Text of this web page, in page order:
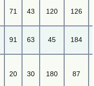
71 43 120 126
91 63 45 184
20 30 180 87